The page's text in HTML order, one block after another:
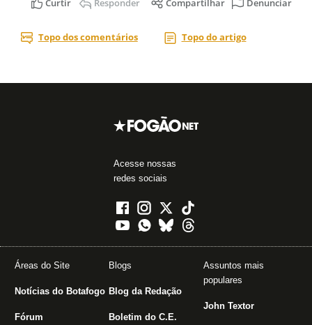
Acesse nossas
redes sociais
Áreas do Site
Notícias do Botafogo
Fórum
Blogs
Blog da Redação
Boletim do C.E.
Assuntos mais
populares
John Textor